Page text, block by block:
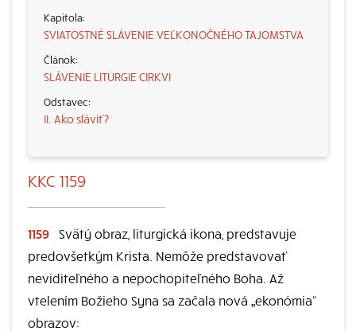
SVIATOSTNÉ SLÁVENIE VEĽKONOČNÉHO TAJOMSTVA
SLÁVENIE LITURGIE CIRKVI
II. Ako sláviť?
KKC 1159
1159 Svätý obraz, liturgická ikona, predstavuje
predovšetkým Krista. Nemôže predstavovať
neviditeľného a nepochopiteľného Boha. Až
vtelením Božieho Syna sa začala nová „ekonómia“
obrazov: